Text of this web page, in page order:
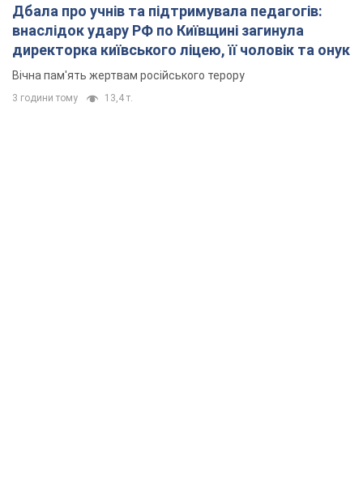
Дбала про учнів та підтримувала педагогів:
внаслідок удару РФ по Київщині загинула
директорка київського ліцею, її чоловік та онук
Вічна пам'ять жертвам російського терору
3 години тому 13,4 т.